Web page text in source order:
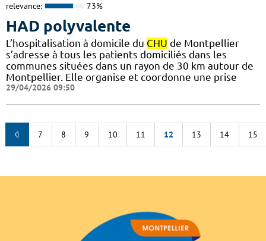
relevance: 73%
HAD polyvalente
L’hospitalisation à domicile du CHU de Montpellier
s’adresse à tous les patients domiciliés dans les
communes situées dans un rayon de 30 km autour de
Montpellier. Elle organise et coordonne une prise
29/04/2026 09:50
7 8 9 10 11 12 13 14 15